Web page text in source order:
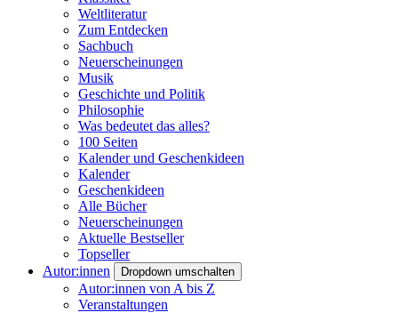
Weltliteratur
Zum Entdecken
Sachbuch
Neuerscheinungen
Musik
Geschichte und Politik
Philosophie
Was bedeutet das alles?
100 Seiten
Kalender und Geschenkideen
Kalender
Geschenkideen
Alle Bücher
Neuerscheinungen
Aktuelle Bestseller
Topseller
Autor:innen
Dropdown umschalten
Autor:innen von A bis Z
Veranstaltungen